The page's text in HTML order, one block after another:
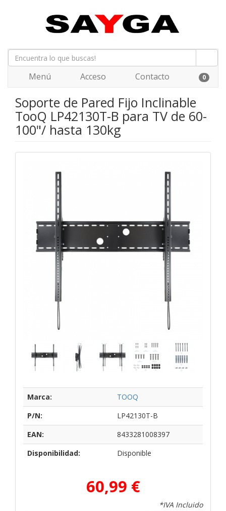
Menú Acceso Contacto 0
Soporte de Pared Fijo Inclinable
TooQ LP42130T-B para TV de 60-
100"/ hasta 130kg
Marca:
TOOQ
P/N:
LP42130T-B
EAN:
8433281008397
Disponibilidad:
Disponible
60,99 €
*IVA Incluido